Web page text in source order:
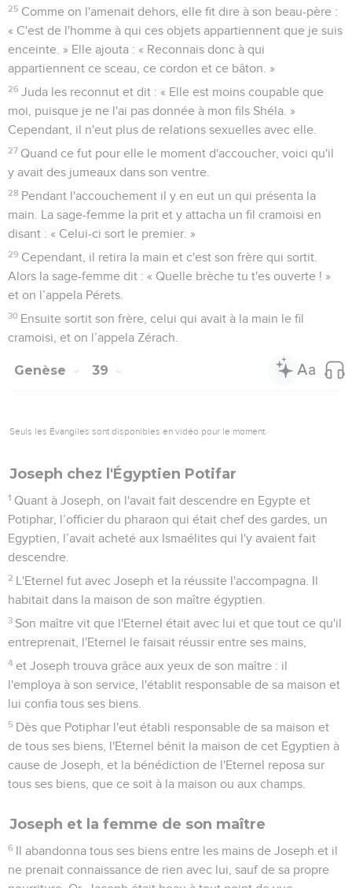
25 Comme on l'amenait dehors, elle fit dire à son beau-père :
« C'est de l'homme à qui ces objets appartiennent que je suis
enceinte. » Elle ajouta : « Reconnais donc à qui
appartiennent ce sceau, ce cordon et ce bâton. »
26 Juda les reconnut et dit : « Elle est moins coupable que
moi, puisque je ne l'ai pas donnée à mon fils Shéla. »
Cependant, il n'eut plus de relations sexuelles avec elle.
27 Quand ce fut pour elle le moment d'accoucher, voici qu'il
y avait des jumeaux dans son ventre.
28 Pendant l'accouchement il y en eut un qui présenta la
main. La sage-femme la prit et y attacha un fil cramoisi en
disant : « Celui-ci sort le premier. »
29 Cependant, il retira la main et c'est son frère qui sortit.
Alors la sage-femme dit : « Quelle brèche tu t'es ouverte ! »
et on l’appela Pérets.
30 Ensuite sortit son frère, celui qui avait à la main le fil
cramoisi, et on l’appela Zérach.
Genèse 39
Seuls les Évangiles sont disponibles en vidéo pour le moment.
Joseph chez l'Égyptien Potifar
1 Quant à Joseph, on l'avait fait descendre en Egypte et
Potiphar, l’officier du pharaon qui était chef des gardes, un
Egyptien, l’avait acheté aux Ismaélites qui l'y avaient fait
descendre.
2 L'Eternel fut avec Joseph et la réussite l'accompagna. Il
habitait dans la maison de son maître égyptien.
3 Son maître vit que l'Eternel était avec lui et que tout ce qu'il
entreprenait, l'Eternel le faisait réussir entre ses mains,
4 et Joseph trouva grâce aux yeux de son maître : il
l'employa à son service, l'établit responsable de sa maison et
lui confia tous ses biens.
5 Dès que Potiphar l'eut établi responsable de sa maison et
de tous ses biens, l'Eternel bénit la maison de cet Egyptien à
cause de Joseph, et la bénédiction de l'Eternel reposa sur
tous ses biens, que ce soit à la maison ou aux champs.
Joseph et la femme de son maître
6 Il abandonna tous ses biens entre les mains de Joseph et il
ne prenait connaissance de rien avec lui, sauf de sa propre